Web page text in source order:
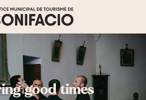
good times